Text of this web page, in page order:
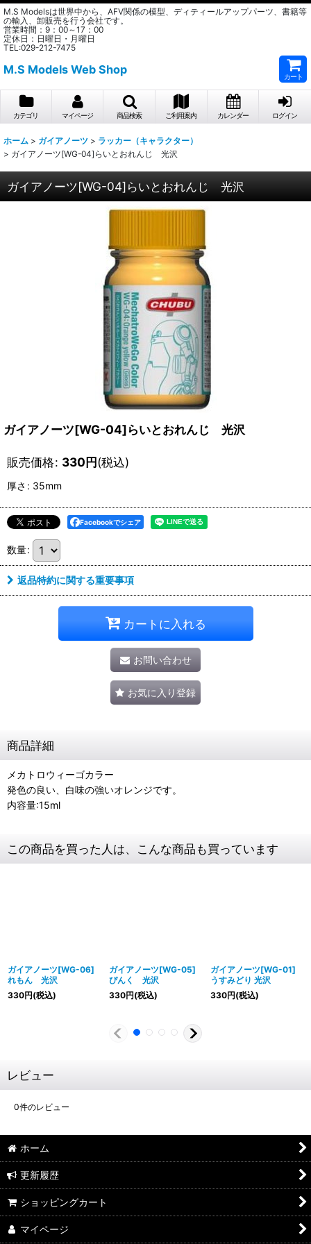
M.S Modelsは世界中から、AFV関係の模型、ディティールアップパーツ、書籍等
の輸入、卸販売を行う会社です。
営業時間：9：00～17：00
定休日：日曜日・月曜日
TEL:029-212-7475
M.S Models Web Shop
カート
カテゴリ マイページ 商品検索 ご利用案内 カレンダー ログイン
ホーム > ガイアノーツ > ラッカー（キャラクター）
> ガイアノーツ[WG-04]らいとおれんじ 光沢
ガイアノーツ[WG-04]らいとおれんじ 光沢
ガイアノーツ[WG-04]らいとおれんじ 光沢
販売価格: 330円(税込)
厚さ : 35mm
Facebookでシェア
数量:
返品特約に関する重要事項
カートに入れる
お問い合わせ
お気に入り登録
商品詳細
メカトロウィーゴカラー
発色の良い、白味の強いオレンジです。
内容量:15ml
この商品を買った人は、こんな商品も買っています
ガイアノーツ[WG-06]
れもん 光沢
330円(税込)
ガイアノーツ[WG-05]
ぴんく 光沢
330円(税込)
ガイアノーツ[WG-01]
うすみどり 光沢
330円(税込)
レビュー
0件のレビュー
ホーム
更新履歴
ショッピングカート
マイページ